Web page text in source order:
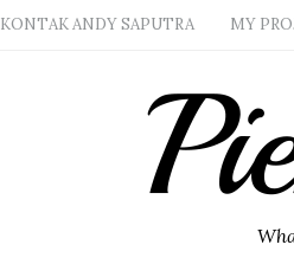
KONTAK ANDY SAPUTRA MY